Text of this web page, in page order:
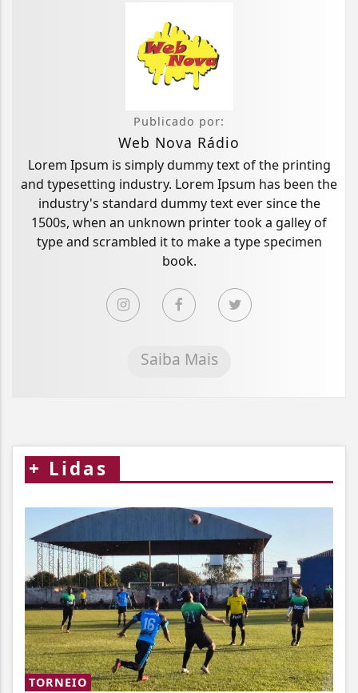
Publicado por:
Web Nova Rádio
Lorem Ipsum is simply dummy text of the printing
and typesetting industry. Lorem Ipsum has been the
industry's standard dummy text ever since the
1500s, when an unknown printer took a galley of
type and scrambled it to make a type specimen
book.
Saiba Mais
+ Lidas
TORNEIO